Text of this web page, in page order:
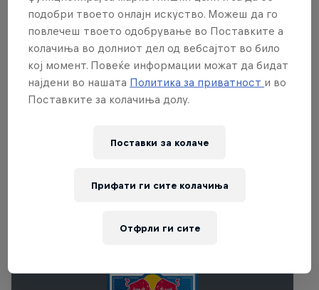
tournament - played in 10-minute rounds, no
breaks, no goalie. The special twist is to score –
when it matters: Goals scored in the first and last
60 seconds of a game count double. 25-plus
countries are participating globally in the fight to
Поврзани настани
подобри твоето онлајн искуство. Можеш да го
повлечеш твоето одобрување во Поставките а
колачиња во долниот дел од вебсајтот во било
кој момент. Повеќе информации можат да бидат
најдени во нашата Политика за приватност и во
Поставките за колачиња долу.
Поставки за колачe
Отфрли ги сите
Прифати ги сите колачиња